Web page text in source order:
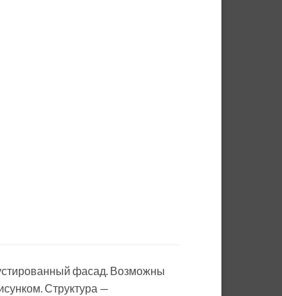
фасад. Возможны
Структура —